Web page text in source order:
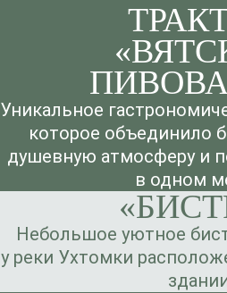
Уникальное
которое объединило
душевную атмосферу и
в одном
Небольшое уютное
у реки Ухтомки